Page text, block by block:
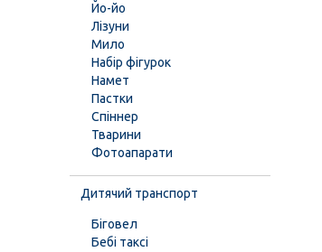
Йо-йо
Лізуни
Мило
Набір фігурок
Намет
Пастки
Спіннер
Тварини
Фотоапарати
Дитячий транспорт
Біговел
Бебі таксі